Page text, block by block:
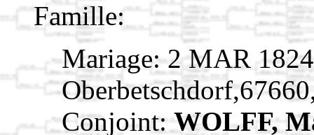
Famille:
Mariage: 2 MAR 1824
Conjoint: WOLFF,